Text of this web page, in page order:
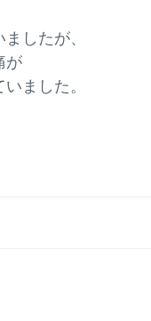
したが、
が
ました。